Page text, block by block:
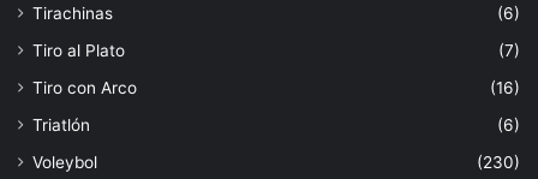
Tirachinas
(6)
Tiro al Plato
(7)
Tiro con Arco
(16)
Triatlón
(6)
Voleybol
(230)